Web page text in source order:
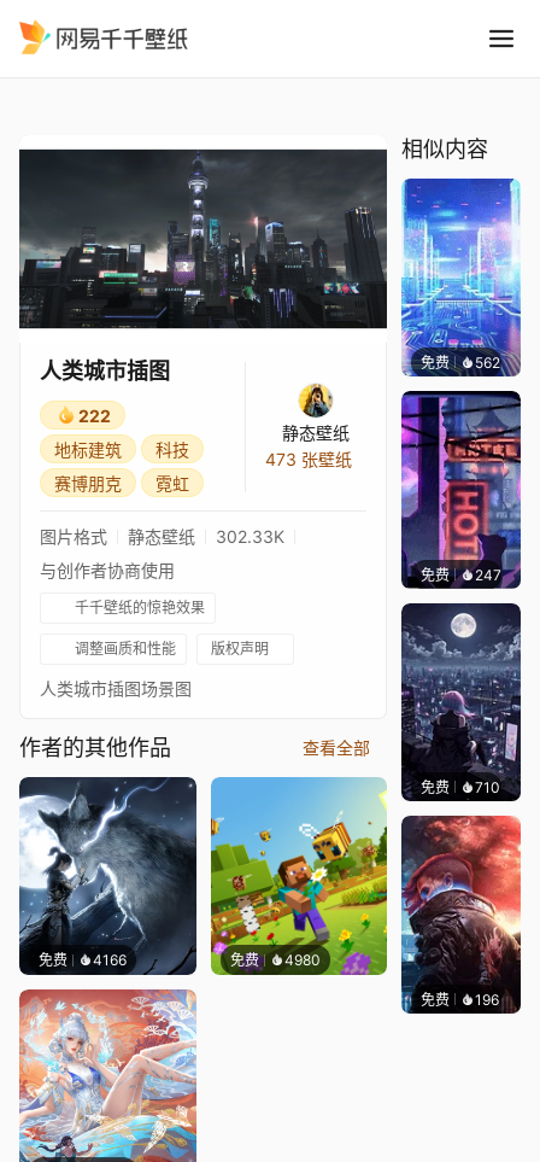
人类城市插图
222
地标建筑
科技
赛博朋克
霓虹
静态壁纸
473 张壁纸
图片格式 静态壁纸
302.33K
与创作者协商使用
千千壁纸的惊艳效果
调整画质和性能 版权声明
人类城市插图场景图
作者的其他作品 查看全部
免费 4166 免费 4980
相似内容
免费 562
免费 247鲨鲨啊
免费 710鲨鲨啊
免费 196